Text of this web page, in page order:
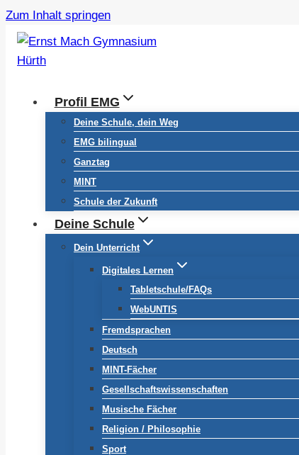
Zum Inhalt springen
Profil EMG
Deine Schule, dein Weg
EMG bilingual
Ganztag
MINT
Schule der Zukunft
Deine Schule
Dein Unterricht
Digitales Lernen
Tabletschule/FAQs
WebUNTIS
Fremdsprachen
Deutsch
MINT-Fächer
Gesellschaftswissenschaften
Musische Fächer
Religion / Philosophie
Sport